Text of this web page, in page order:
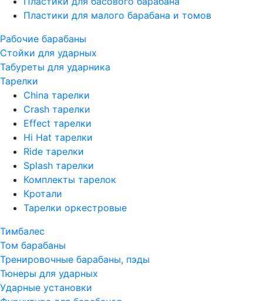
Пластики для малого барабана и томов
Рабочие барабаны
Стойки для ударных
Табуреты для ударника
Тарелки
China тарелки
Crash тарелки
Effect тарелки
Hi Hat тарелки
Ride тарелки
Splash тарелки
Комплекты тарелок
Кротали
Тарелки оркестровые
Тимбалес
Том барабаны
Тренировочные барабаны, пэды
Тюнеры для ударных
Ударные установки